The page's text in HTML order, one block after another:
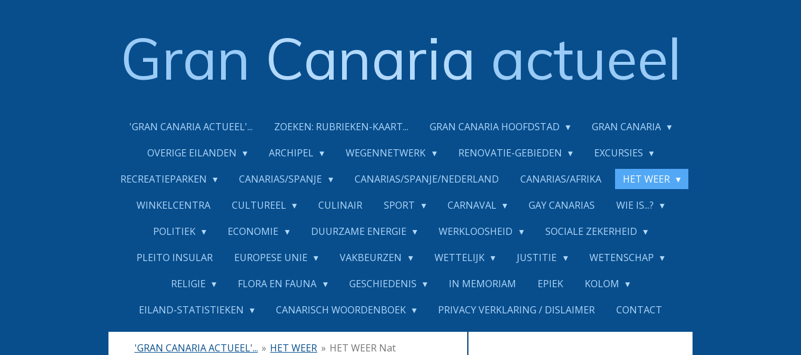
Gran Canaria actueel
'GRAN CANARIA ACTUEEL'... ZOEKEN: RUBRIEKEN-KAART... GRAN CANARIA HOOFDSTAD
GRAN CANARIA
OVERIGE EILANDEN
ARCHIPEL WEGENNETWERK RENOVATIE-GEBIEDEN
EXCURSIES
RECREATIEPARKEN
CANARIAS/SPANJE CANARIAS/SPANJE/NEDERLAND CANARIAS/AFRIKA
HET WEER
WINKELCENTRA
CULTUREEL CULINAIR SPORT CARNAVAL GAY CANARIAS
WIE IS...?
POLITIEK
ECONOMIE DUURZAME ENERGIE WERKLOOSHEID
SOCIALE ZEKERHEID
PLEITO INSULAR
EUROPESE UNIE VAKBEURZEN WETTELIJK JUSTITIE
WETENSCHAP
RELIGIE
FLORA EN FAUNA GESCHIEDENIS IN MEMORIAM EPIEK
KOLOM
EILAND-STATISTIEKEN
CANARISCH WOORDENBOEK PRIVACY VERKLARING / DISLAIMER CONTACT
'GRAN CANARIA ACTUEEL'... » HET WEER » HET WEER Nat